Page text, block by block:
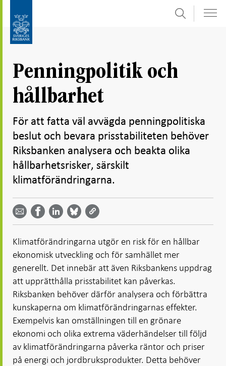
direkt
undersidor
Sök
Penningpolitik och
hållbarhet
För att fatta väl avvägda penningpolitiska
beslut och bevara prisstabiliteten behöver
Riksbanken analysera och beakta olika
hållbarhetsrisker, särskilt
klimatförändringarna.
Dela
email -
Öppnas
i ny flik
Dela på
Facebook
- Öppnas
Dela på
LinkedIn
-
Öppnas
i ny flik
på
Bluesky
-
i ny flik
på
Twitter
-
i ny flik
Klimatförändringarna utgör en risk för en hållbar
ekonomisk utveckling och för samhället mer
generellt. Det innebär att även Riksbankens uppdrag
att upprätthålla prisstabilitet kan påverkas.
Riksbanken behöver därför analysera och förbättra
kunskaperna om klimatförändringarnas effekter.
Exempelvis kan omställningen till en grönare
ekonomi och olika extrema väderhändelser till följd
av klimatförändringarna påverka räntor och priser
på energi och jordbruksprodukter. Detta behöver